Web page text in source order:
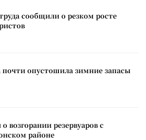
сообщили о резком росте
опустошила зимние запасы
возгорании резервуаров с
районе